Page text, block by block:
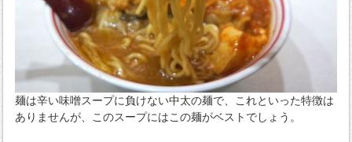
麺は辛い味噌スープに負けない中太の麺で、これといった特徴は
ありませんが、このスープにはこの麺がベストでしょう。